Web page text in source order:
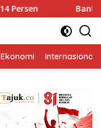
Bank Jakarta
Ekonomi Internasional